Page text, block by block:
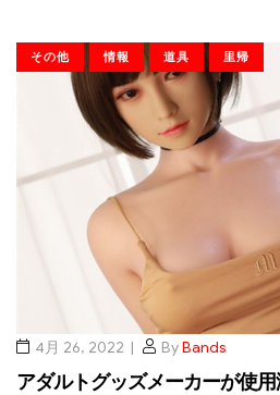
その他 情報 道具 里帰
4月 26, 2022 ByBands
アダルトグッズメーカーが使